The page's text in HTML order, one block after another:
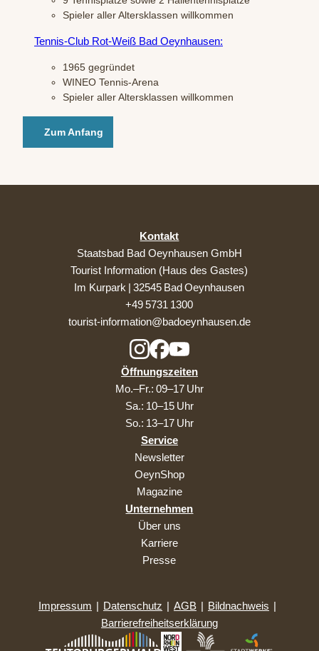
Spieler aller Altersklassen willkommen
Tennis-Club Rot-Weiß Bad Oeynhausen:
1965 gegründet
WINEO Tennis-Arena
Spieler aller Altersklassen willkommen
Zum Anfang
Kontakt
Staatsbad Bad Oeynhausen GmbH
Tourist Information (Haus des Gastes)
Im Kurpark | 32545 Bad Oeynhausen
+49 5731 1300
tourist-information@badoeynhausen.de
Öffnungszeiten
Mo.–Fr.: 09–17 Uhr
Sa.: 10–15 Uhr
So.: 13–17 Uhr
Service
Newsletter
OeynShop
Magazine
Unternehmen
Über uns
Karriere
Presse
Impressum Datenschutz AGB Bildnachweis
Barrierefreiheitserklärung